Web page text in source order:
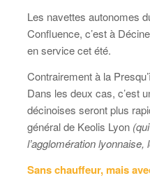
Les navettes autonomes
Confluence, c’est à
en service cet été.
Contrairement à la
Dans les deux cas, c’est
décinoises seront plus
général de Keolis Lyon
l’agglomération lyonnaise,
Sans chauffeur, mais